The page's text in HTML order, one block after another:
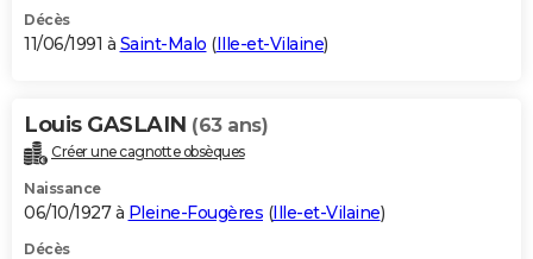
Décès
11/06/1991 à Saint-Malo (Ille-et-Vilaine)
Louis GASLAIN (63 ans)
Créer une cagnotte obsèques
Naissance
06/10/1927 à Pleine-Fougères (Ille-et-Vilaine)
Décès